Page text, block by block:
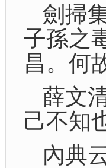
劍掃
子孫之
昌。何
薛文
己不知
內典